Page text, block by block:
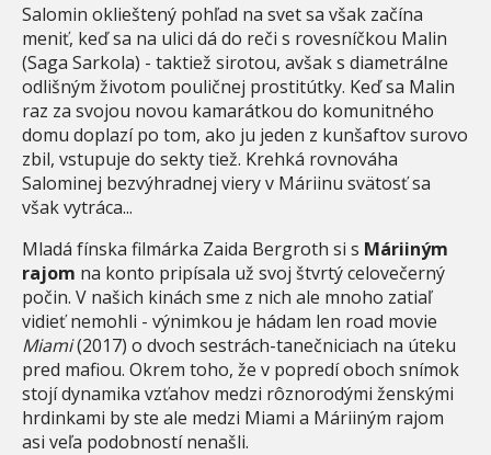
Salomin oklieštený pohľad na svet sa však začína
meniť, keď sa na ulici dá do reči s rovesníčkou Malin
(Saga Sarkola) - taktiež sirotou, avšak s diametrálne
odlišným životom pouličnej prostitútky. Keď sa Malin
raz za svojou novou kamarátkou do komunitného
domu doplazí po tom, ako ju jeden z kunšaftov surovo
zbil, vstupuje do sekty tiež. Krehká rovnováha
Salominej bezvýhradnej viery v Máriinu svätosť sa
však vytráca...
Mladá fínska filmárka Zaida Bergroth si s Máriiným
rajom na konto pripísala už svoj štvrtý celovečerný
počin. V našich kinách sme z nich ale mnoho zatiaľ
vidieť nemohli - výnimkou je hádam len road movie
Miami(2017) o dvoch sestrách-tanečniciach na úteku
pred mafiou. Okrem toho, že v popredí oboch snímok
stojí dynamika vzťahov medzi rôznorodými ženskými
hrdinkami by ste ale medzi Miami a Máriiným rajom
asi veľa podobností nenašli.